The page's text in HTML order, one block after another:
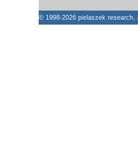
© 1998-2026 pielaszek research,